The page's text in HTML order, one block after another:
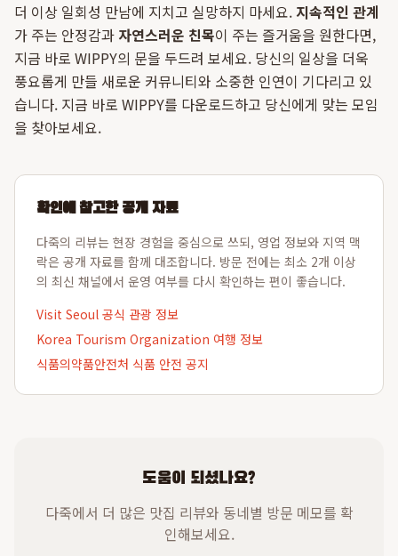
더 이상 일회성 만남에 지치고 실망하지 마세요. 지속적인 관계
가 주는 안정감과 자연스러운 친목이 주는 즐거움을 원한다면,
지금 바로 WIPPY의 문을 두드려 보세요. 당신의 일상을 더욱
풍요롭게 만들 새로운 커뮤니티와 소중한 인연이 기다리고 있
습니다. 지금 바로 WIPPY를 다운로드하고 당신에게 맞는 모임
을 찾아보세요.
확인에 참고한 공개 자료
다죽의 리뷰는 현장 경험을 중심으로 쓰되, 영업 정보와 지역 맥
락은 공개 자료를 함께 대조합니다. 방문 전에는 최소 2개 이상
의 최신 채널에서 운영 여부를 다시 확인하는 편이 좋습니다.
Visit Seoul 공식 관광 정보
Korea Tourism Organization 여행 정보
식품의약품안전처 식품 안전 공지
도움이 되셨나요?
다죽에서 더 많은 맛집 리뷰와 동네별 방문 메모를 확
인해보세요.